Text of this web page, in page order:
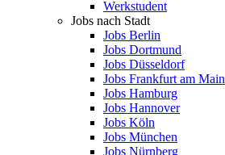
Werkstudent
Jobs nach Stadt
Jobs Berlin
Jobs Dortmund
Jobs Düsseldorf
Jobs Frankfurt am Main
Jobs Hamburg
Jobs Hannover
Jobs Köln
Jobs München
Jobs Nürnberg